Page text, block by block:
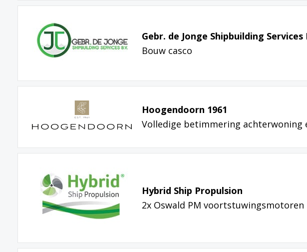
Gebr. de Jonge Shipbuilding Services
Bouw casco
Hoogendoorn 1961
Volledige betimmering achterwoning
Hybrid Ship Propulsion
2x Oswald PM voortstuwingsmotoren